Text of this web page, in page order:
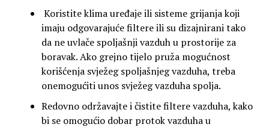
Koristite klima uređaje ili sisteme grijanja koji
imaju odgovarajuće filtere ili su dizajnirani tako
da ne uvlače spoljašnji vazduh u prostorije za
boravak. Ako grejno tijelo pruža mogućnost
korišćenja svježeg spoljašnjeg vazduha, treba
onemogućiti unos svježeg vazduha spolja.
Redovno održavajte i čistite filtere vazduha, kako
bi se omogućio dobar protok vazduha u